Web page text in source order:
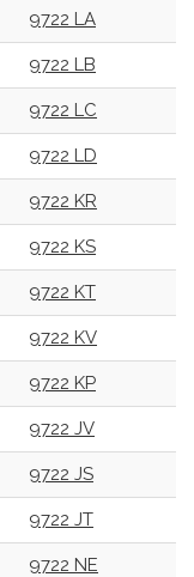
9722 LA
9722 LB
9722 LC
9722 LD
9722 KR
9722 KS
9722 KT
9722 KV
9722 KP
9722 JV
9722 JS
9722 JT
9722 NE